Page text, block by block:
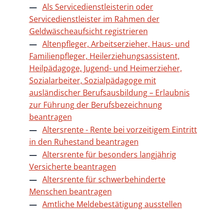
Als Servicedienstleisterin oder
Servicedienstleister im Rahmen der
Geldwäscheaufsicht registrieren
Altenpfleger, Arbeitserzieher, Haus- und
Familienpfleger, Heilerziehungsassistent,
Heilpädagoge, Jugend- und Heimerzieher,
Sozialarbeiter, Sozialpädagoge mit
ausländischer Berufsausbildung – Erlaubnis
zur Führung der Berufsbezeichnung
beantragen
Altersrente - Rente bei vorzeitigem Eintritt
in den Ruhestand beantragen
Altersrente für besonders langjährig
Versicherte beantragen
Altersrente für schwerbehinderte
Menschen beantragen
Amtliche Meldebestätigung ausstellen